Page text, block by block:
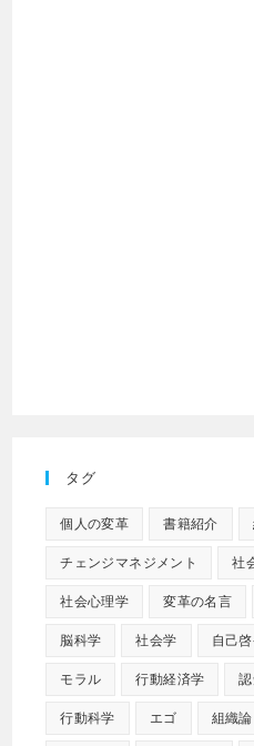
タグ
個人の変革 書籍紹介
チェンジマネジメント 社
社会心理学 変革の名言
脳科学 社会学 自己
モラル 行動経済学
行動科学 エゴ 組織論